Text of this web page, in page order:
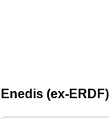
Enedis (ex-